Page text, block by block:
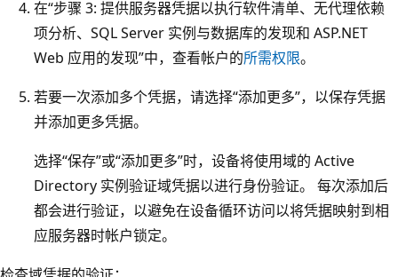
在“步骤 3: 提供服务器凭据以执行软件清单、无代理依赖
项分析、SQL Server 实例与数据库的发现和 ASP.NET
Web 应用的发现”中，查看帐户的所需权限。
若要一次添加多个凭据，请选择“添加更多”，以保存凭据
并添加更多凭据。
选择“保存”或“添加更多”时，设备将使用域的 Active
Directory 实例验证域凭据以进行身份验证。 每次添加后
都会进行验证，以避免在设备循环访问以将凭据映射到相
应服务器时帐户锁定。